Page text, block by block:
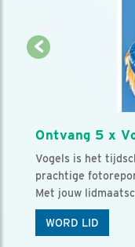
Ontvang 5 x
Vogels is het
prachtige
Met jouw
WORD LID